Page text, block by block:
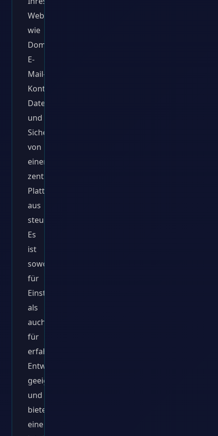
Webhostings,
wie
Domains,
E-
Mail-
Konten,
Datenbanken
und
Sicherheitseinstellungen,
von
einer
zentralen
Plattform
aus
steuern.
Es
ist
sowohl
für
Einsteiger
als
auch
für
erfahrene
Entwickler
geeignet
und
bietet
eine